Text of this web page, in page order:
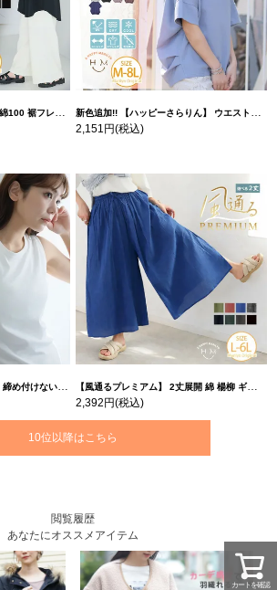
の通販ならハッピーマリリン 新色追加!! 【ハッピーさらりん】 ウエストタック入り スッキリ魅せ コクーントップス | 大きいサイズの通販ならハッピーマリリン
2,151円(税込)
ズの通販ならハッピーマリリン 【風通るプレミアム】 2丈展開 綿 楊柳 ギャザー フレア スカンツ 【ウェストゴム】 | 大きいサイズの通販ならハッピーマリリン
2,392円(税込)
10位以降はこちら
閲覧履歴
あなたにオススメアイテム
カートを確認